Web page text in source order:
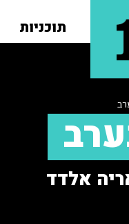
תוכניות
אלדד